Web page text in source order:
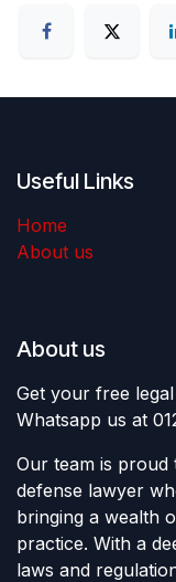
Useful Links
Home
About us
About us
Get your free
Whatsapp us at
Our team is proud
defense lawyer
bringing a wealth
practice. With a
laws and